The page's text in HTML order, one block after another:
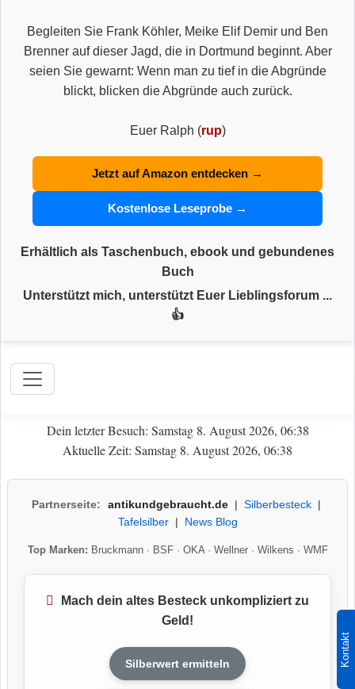
Kontakt
Begleiten Sie Frank Köhler, Meike Elif Demir und Ben
Brenner auf dieser Jagd, die in Dortmund beginnt. Aber
seien Sie gewarnt: Wenn man zu tief in die Abgründe
blickt, blicken die Abgründe auch zurück.
Euer Ralph (rup)
Jetzt auf Amazon entdecken →
Kostenlose Leseprobe →
Erhältlich als Taschenbuch, ebook und gebundenes
Buch
Unterstützt mich, unterstützt Euer Lieblingsforum ...
👍
Dein letzter Besuch: Samstag 8. August 2026, 06:38
Aktuelle Zeit: Samstag 8. August 2026, 06:38
Partnerseite: antikundgebraucht.de| Silberbesteck|
Tafelsilber| News Blog
Top Marken: Bruckmann· BSF· OKA· Wellner· Wilkens · WMF
Mach dein altes Besteck unkompliziert zu
Geld!
Silberwert ermitteln